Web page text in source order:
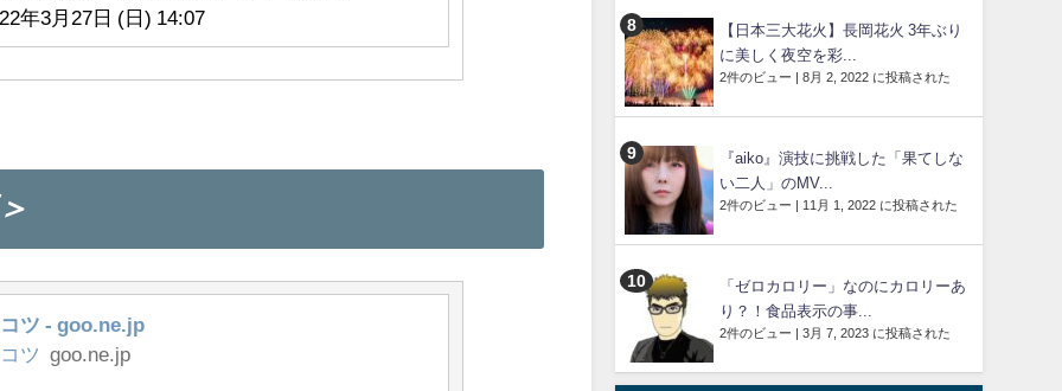
年3月27日 (日) 14:07
ツ - goo.ne.jp
ツ
goo.ne.jp
【日本三大花火】長岡花火 3年ぶり
に美しく夜空を彩...
2件のビュー | 8月 2, 2022 に投稿された
『aiko』演技に挑戦した「果てしな
い二人」のMV...
2件のビュー | 11月 1, 2022 に投稿された
「ゼロカロリー」なのにカロリーあ
り？！食品表示の事...
2件のビュー | 3月 7, 2023 に投稿された